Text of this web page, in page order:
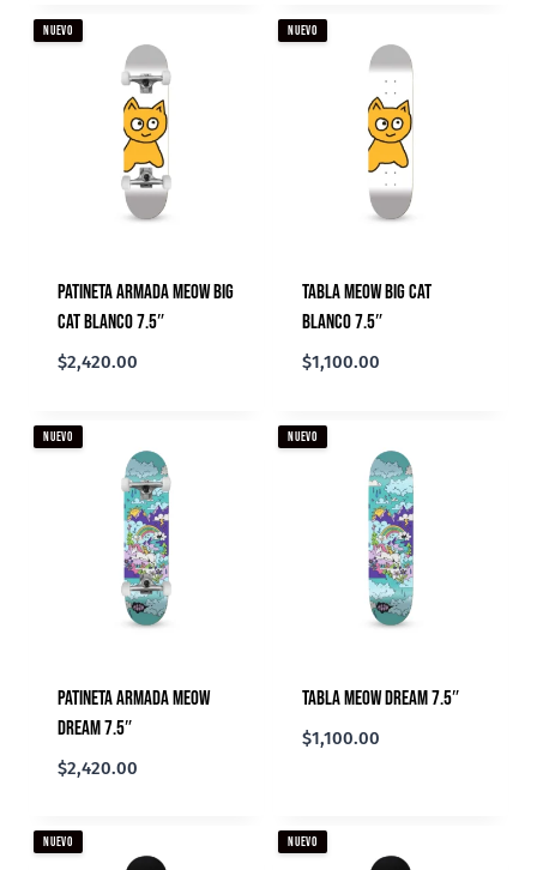
NUEVO
Patineta Armada Meow Big
Cat Blanco 7.5″
$2,420.00
NUEVO
Tabla Meow Big Cat
Blanco 7.5″
$1,100.00
NUEVO
Patineta Armada Meow
Dream 7.5″
$2,420.00
NUEVO
Tabla Meow Dream 7.5″
$1,100.00
NUEVO NUEVO